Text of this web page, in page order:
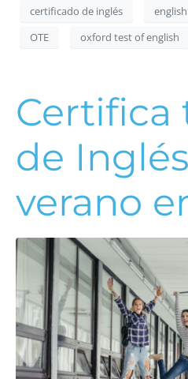
certificado de inglés
OTE
oxford test of english
Certifica
de
verano